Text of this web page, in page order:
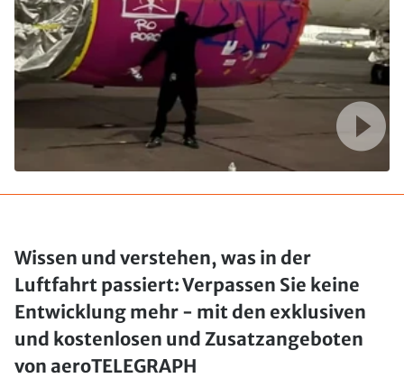
Wissen und verstehen, was in der
Luftfahrt passiert: Verpassen Sie keine
Entwicklung mehr - mit den exklusiven
und kostenlosen und Zusatzangeboten
von aeroTELEGRAPH